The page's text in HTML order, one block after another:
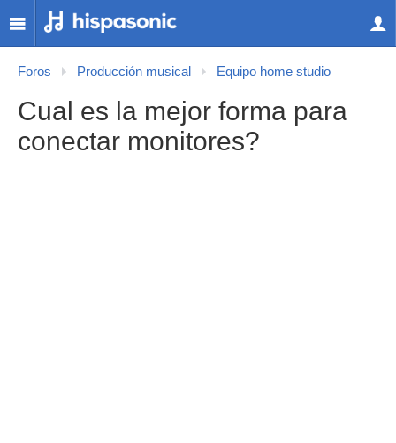
Foros Producción musical Equipo home studio
Cual es la mejor forma para
conectar monitores?